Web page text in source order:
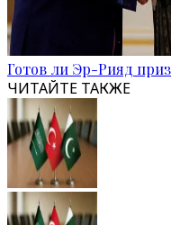
Готов ли Эр-Рияд
ЧИТАЙТЕ ТАКЖЕ